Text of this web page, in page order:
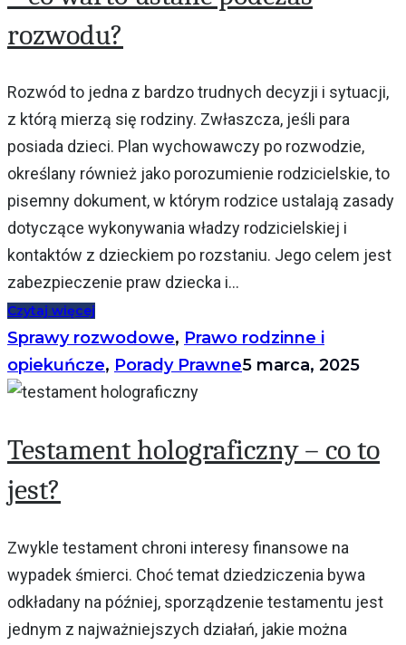
rozwodu?
Rozwód to jedna z bardzo trudnych decyzji i sytuacji,
z którą mierzą się rodziny. Zwłaszcza, jeśli para
posiada dzieci. Plan wychowawczy po rozwodzie,
określany również jako porozumienie rodzicielskie, to
pisemny dokument, w którym rodzice ustalają zasady
dotyczące wykonywania władzy rodzicielskiej i
kontaktów z dzieckiem po rozstaniu. Jego celem jest
zabezpieczenie praw dziecka i...
Czytaj więcej
Sprawy rozwodowe, Prawo rodzinne i
opiekuńcze, Porady Prawne5 marca, 2025
Testament holograficzny – co to
jest?
Zwykle testament chroni interesy finansowe na
wypadek śmierci. Choć temat dziedziczenia bywa
odkładany na później, sporządzenie testamentu jest
jednym z najważniejszych działań, jakie można